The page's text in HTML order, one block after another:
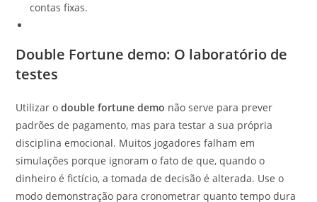
contas fixas.
Double Fortune demo: O laboratório de
testes
Utilizar odouble fortune demo não serve para prever
padrões de pagamento, mas para testar a sua própria
disciplina emocional. Muitos jogadores falham em
simulações porque ignoram o fato de que, quando o
dinheiro é fictício, a tomada de decisão é alterada. Use o
modo demonstração para cronometrar quanto tempo dura